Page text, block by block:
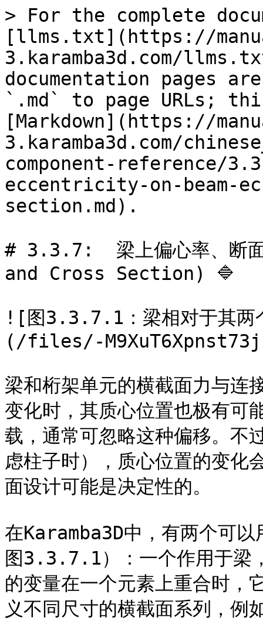
> For the complete
[llms.txt](https://
3.karamba3d.com/
documentation pages
`.md` to page URLs;
[Markdown](https://
3.karamba3d.com/
component-reference/
eccentricity-on-beam-
section.md).
# 3.3.7:  梁上偏心率、断
and Cross Section) 🔷
![图3.3.7.1：梁相对于其两
(/files/-
梁和桁架单元的横截面力与连
变化时，其质心位置也极有可
载，通常可忽略这种偏移。不
虑柱子时），质心位置的变化
面设计可能是决定性的。
在Karamba3D中，有两个可
图3.3.7.1）：一个作用于梁
的变量在一个元素上重合时，
义不同尺寸的横截面系列，例